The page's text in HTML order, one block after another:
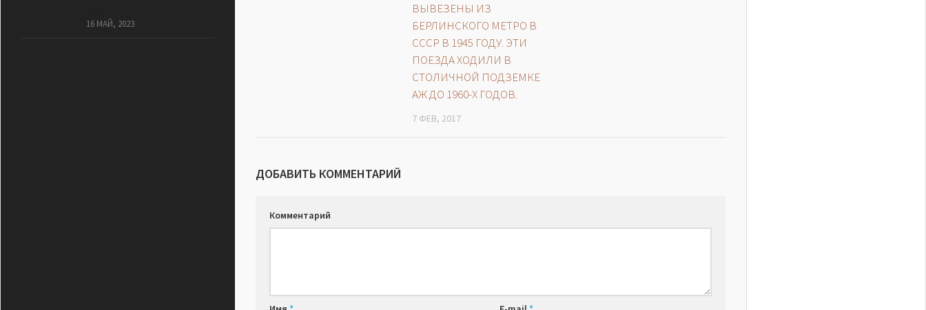
ВЫВЕЗЕНЫ ИЗ
БЕРЛИНСКОГО МЕТРО В
СССР В 1945 ГОДУ. ЭТИ
ПОЕЗДА ХОДИЛИ В
СТОЛИЧНОЙ ПОДЗЕМКЕ
АЖ ДО 1960-Х ГОДОВ.
7 ФЕВ, 2017
ДОБАВИТЬ КОММЕНТАРИЙ
Комментарий
16 МАЙ, 2023